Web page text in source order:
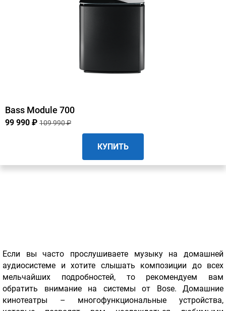
Bass Module 700
99 990 ₽ 109 990 ₽
КУПИТЬ
Если вы часто прослушиваете музыку на домашней
аудиосистеме и хотите слышать композиции до всех
мельчайших подробностей, то рекомендуем вам
обратить внимание на системы от Bose. Домашние
кинотеатры – многофункциональные устройства,